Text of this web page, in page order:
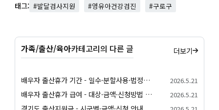
태그: #발달검사지원 #영유아건강검진 #구로구
가족/출산/육아카테고리의 다른 글 더보기
배우자 출산휴가 기간 - 일수·분할사용·법정기준 안내 2026.5.21
배우자 출산휴가 급여 - 대상·금액·신청방법 정리 2026.5.21